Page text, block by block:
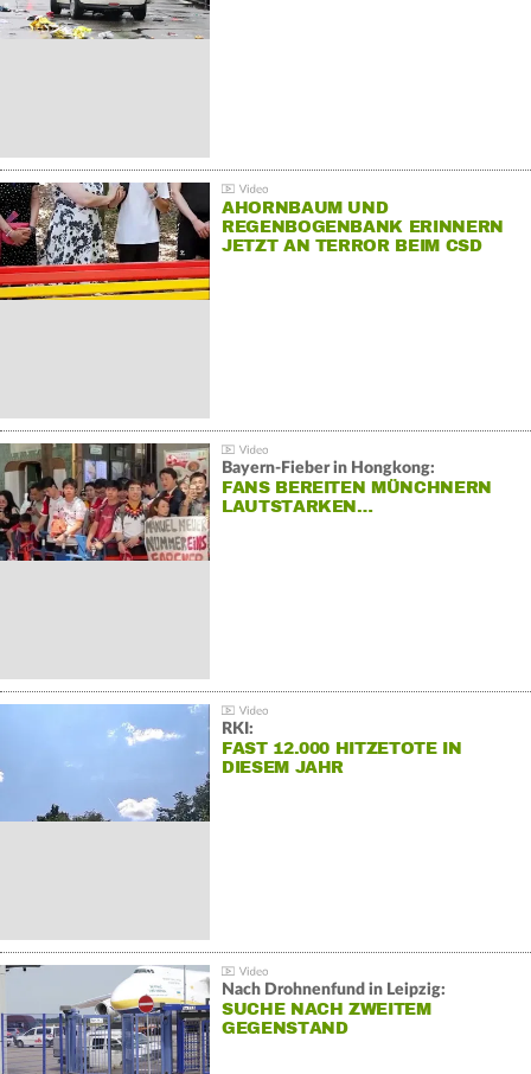
AHORNBAUM UND
REGENBOGENBANK ERINNERN
JETZT AN TERROR BEIM CSD
Bayern-Fieber in Hongkong:
FANS BEREITEN MÜNCHNERN
LAUTSTARKEN…
RKI:
FAST 12.000 HITZETOTE IN
DIESEM JAHR
Nach Drohnenfund in Leipzig:
SUCHE NACH ZWEITEM
GEGENSTAND